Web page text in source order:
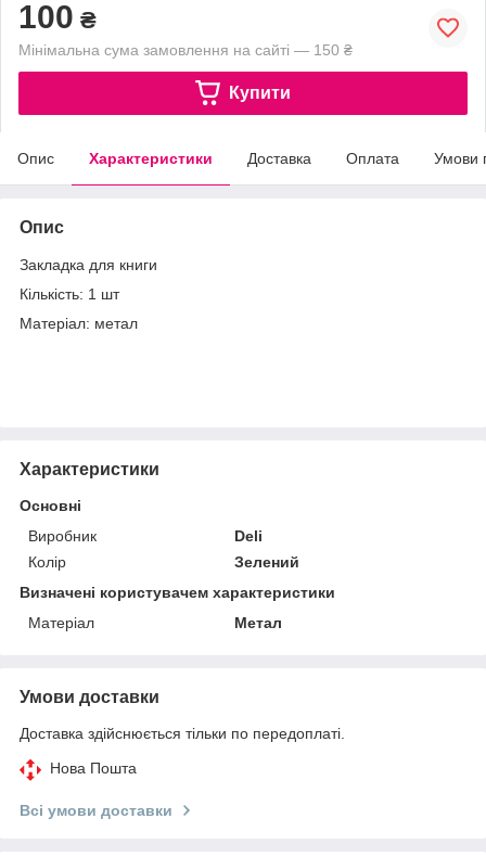
100 ₴
Мінімальна сума замовлення на сайті — 150 ₴
Купити
Опис Характеристики Доставка Оплата Умови
Опис
Закладка для книги
Кількість: 1 шт
Матеріал: метал
Характеристики
Основні
Виробник
Deli
Колір
Зелений
Визначені користувачем характеристики
Матеріал
Метал
Умови доставки
Доставка здійснюється тільки по передоплаті.
Нова Пошта
Всі умови доставки